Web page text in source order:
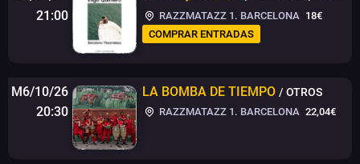
21:00
RAZZMATAZZ 1. BARCELONA 18€
COMPRAR ENTRADAS
M6/10/26
20:30
LA BOMBA DE TIEMPO / OTROS
RAZZMATAZZ 1. BARCELONA 22,04€